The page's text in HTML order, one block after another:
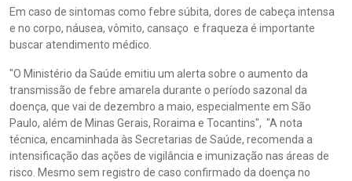
Em caso de sintomas como febre súbita, dores de cabeça intensa
e no corpo, náusea, vômito, cansaço e fraqueza é importante
buscar atendimento médico.
"O Ministério da Saúde emitiu um alerta sobre o aumento da
transmissão de febre amarela durante o período sazonal da
doença, que vai de dezembro a maio, especialmente em São
Paulo, além de Minas Gerais, Roraima e Tocantins", "A nota
técnica, encaminhada às Secretarias de Saúde, recomenda a
intensificação das ações de vigilância e imunização nas áreas de
risco. Mesmo sem registro de caso confirmado da doença no